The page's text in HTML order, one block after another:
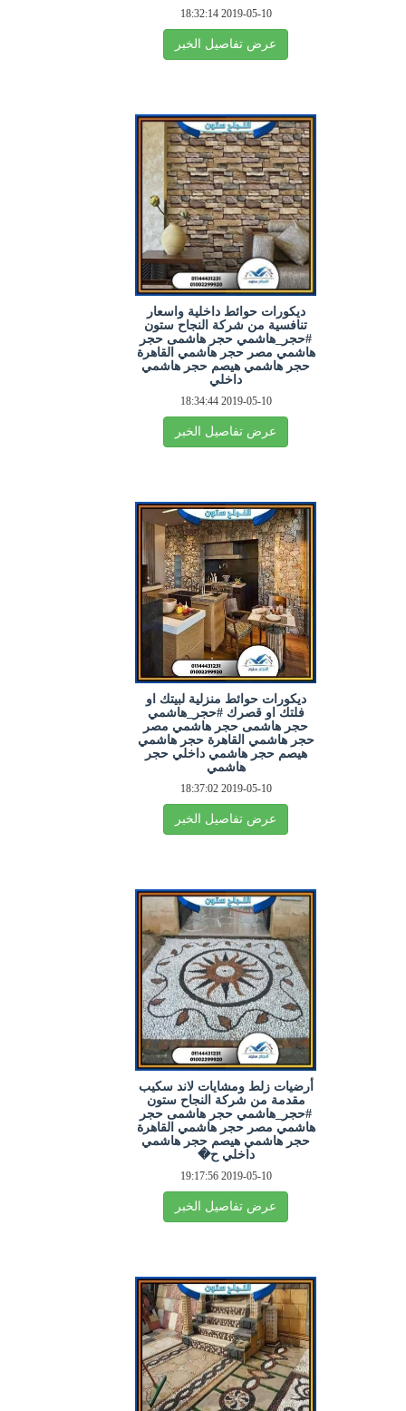
2019-05-10 18:32:14
عرض تفاصيل الخبر
ديكورات حوائط داخلية واسعار
تنافسية من شركة النجاح ستون
#حجر_هاشمي حجر هاشمى حجر
هاشمي مصر حجر هاشمي القاهرة
حجر هاشمي هيصم حجر هاشمي
داخلي
2019-05-10 18:34:44
عرض تفاصيل الخبر
ديكورات حوائط منزلية لبيتك او
فلتك او قصرك #حجر_هاشمي
حجر هاشمى حجر هاشمي مصر
حجر هاشمي القاهرة حجر هاشمي
هيصم حجر هاشمي داخلي حجر
هاشمي
2019-05-10 18:37:02
عرض تفاصيل الخبر
أرضيات زلط ومشايات لاند سكيب
مقدمة من شركة النجاح ستون
#حجر_هاشمي حجر هاشمى حجر
هاشمي مصر حجر هاشمي القاهرة
حجر هاشمي هيصم حجر هاشمي
داخلي ح�
2019-05-10 19:17:56
عرض تفاصيل الخبر